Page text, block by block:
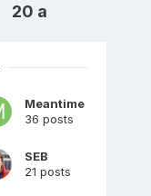
20 a
Meantime
36 posts
SEB
21 posts